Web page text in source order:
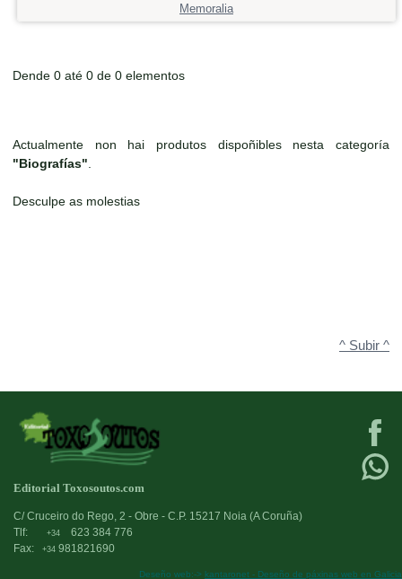
Memoralia
Dende 0 até 0 de 0 elementos
Actualmente non hai produtos dispoñibles nesta categoría
"Biografías"
Desculpe as molestias
^ Subir ^
Editorial Toxosoutos.com
C/ Cruceiro do Rego, 2 - Obre - C.P. 15217 Noia (A Coruña)
Tlf:
+34
623 384 776
Fax:
+34 981821690
Deseño web:-> kantaronet - Deseño de páxinas web en Galicia